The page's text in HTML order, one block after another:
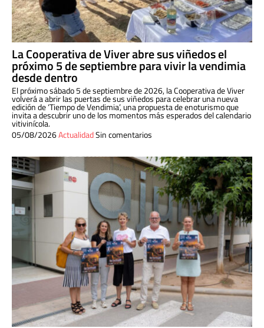
La Cooperativa de Viver abre sus viñedos el
próximo 5 de septiembre para vivir la vendimia
desde dentro
El próximo sábado 5 de septiembre de 2026, la Cooperativa de Viver
volverá a abrir las puertas de sus viñedos para celebrar una nueva
edición de ‘Tiempo de Vendimia’, una propuesta de enoturismo que
invita a descubrir uno de los momentos más esperados del calendario
vitivinícola.
05/08/2026ActualidadSin comentarios